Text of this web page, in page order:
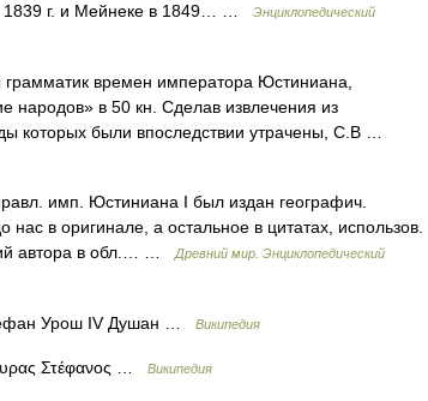
1839 г. и Мейнеке в 1849… …
Энциклопедический
времен императора Юстиниана,
народов» в 50 кн. Сделав извлечения из
которых были впоследствии утрачены, С.В …
имп. Юстиниана I был издан географич.
в оригинале, а остальное в цитатах, использов.
автора в обл.… …
Древний мир. Энциклопедический
Урош IV Душан … Википедия
Στέφανος … Википедия